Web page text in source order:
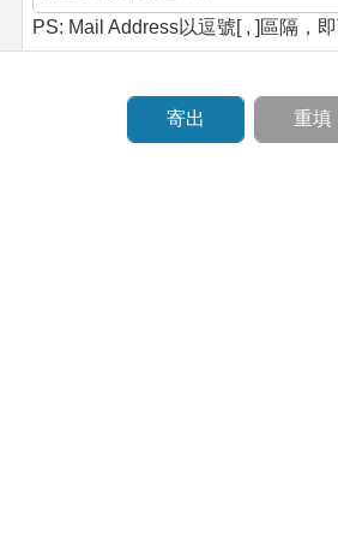
PS: Mail Address以逗號[ , ]區隔，